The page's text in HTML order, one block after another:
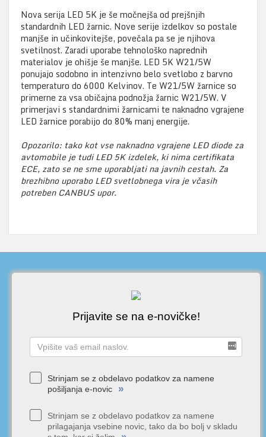
Nova serija LED 5K je še močnejša od prejšnjih
standardnih LED žarnic. Nove serije izdelkov so postale
manjše in učinkovitejše, povečala pa se je njihova
svetilnost. Zaradi uporabe tehnološko naprednih
materialov je ohišje še manjše. LED 5K W21/5W
ponujajo sodobno in intenzivno belo svetlobo z barvno
temperaturo do 6000 Kelvinov. Te W21/5W žarnice so
primerne za vsa običajna podnožja žarnic W21/5W. V
primerjavi s standardnimi žarnicami te naknadno vgrajene
LED žarnice porabijo do 80% manj energije.
Opozorilo: tako kot vse naknadno vgrajene LED diode za
avtomobile je tudi LED 5K izdelek, ki nima certifikata
ECE, zato se ne sme uporabljati na javnih cestah. Za
brezhibno uporabo LED svetlobnega vira je včasih
potreben CANBUS upor.
Prijavite se na e-novičke!
Strinjam se z obdelavo podatkov za namene
pošiljanja e-novic
»
Strinjam se z obdelavo podatkov za namene
prilagajanja vsebine novic, tako da bo bolj v skladu